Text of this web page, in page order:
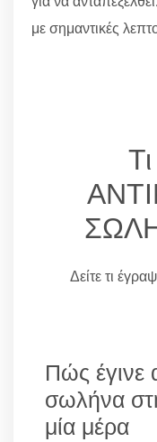
με σημαντικές
Δείτε τι
Πώς έγινε
σωλήνα
μία μέρα